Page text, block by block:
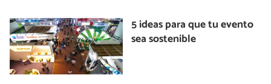
5 ideas para que tu evento
sea sostenible